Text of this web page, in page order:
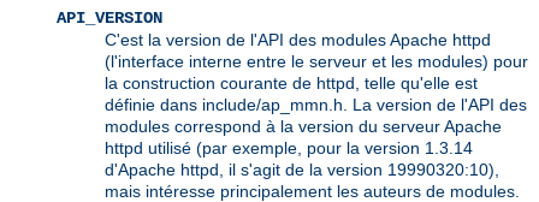
API_VERSION
C'est la version de l'API des modules Apache httpd
(l'interface interne entre le serveur et les modules) pour
la construction courante de httpd, telle qu'elle est
définie dans include/ap_mmn.h. La version de l'API des
modules correspond à la version du serveur Apache
httpd utilisé (par exemple, pour la version 1.3.14
d'Apache httpd, il s'agit de la version 19990320:10),
mais intéresse principalement les auteurs de modules.